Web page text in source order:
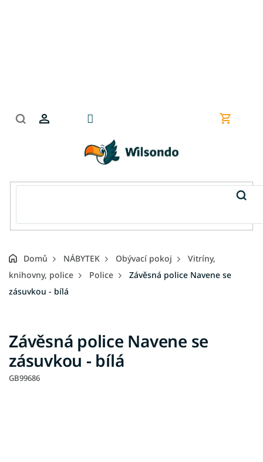
Nákupní
Domů NÁBYTEK Obývací pokoj
Vitríny,
knihovny, police
Police
Závěsná police Navene se
zásuvkou - bílá
Závěsná police Navene se
zásuvkou - bílá
GB99686